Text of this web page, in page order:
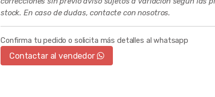
stock. En caso de dudas, contacte con nosotros.
Confirma tu pedido o solicita más detalles al whatsapp
Contactar al vendedor